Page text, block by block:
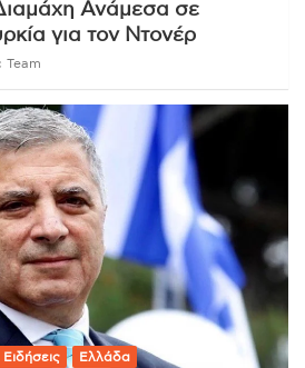
Ανάμεσα σε
για τον Ντονέρ
Team
Ειδήσεις Ελλάδα